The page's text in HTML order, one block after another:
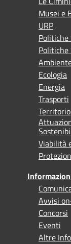
Musei e
URP
Politiche
Politiche
Ecologia
Energia
Trasporti
Territorio
Viabilità
Avvisi
Concorsi
Eventi
Altre